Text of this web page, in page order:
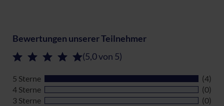
Bewertungen unserer Teilnehmer
(5,0 von 5)
5 Sterne
(4)
4 Sterne
(0)
3 Sterne
(0)